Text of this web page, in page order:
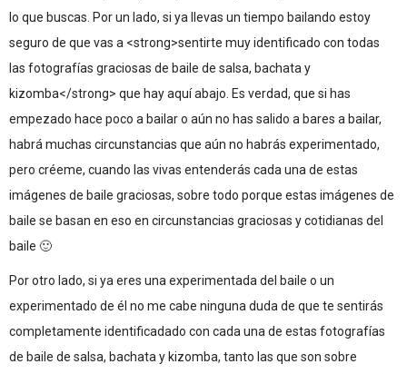
lo que buscas. Por un lado, si ya llevas un tiempo bailando estoy
seguro de que vas a <strong>sentirte muy identificado con todas
las fotografías graciosas de baile de salsa, bachata y
kizomba</strong> que hay aquí abajo. Es verdad, que si has
empezado hace poco a bailar o aún no has salido a bares a bailar,
habrá muchas circunstancias que aún no habrás experimentado,
pero créeme, cuando las vivas entenderás cada una de estas
imágenes de baile graciosas, sobre todo porque estas imágenes de
baile se basan en eso en circunstancias graciosas y cotidianas del
baile 🙂
Por otro lado, si ya eres una experimentada del baile o un
experimentado de él no me cabe ninguna duda de que te sentirás
completamente identificadado con cada una de estas fotografías
de baile de salsa, bachata y kizomba, tanto las que son sobre